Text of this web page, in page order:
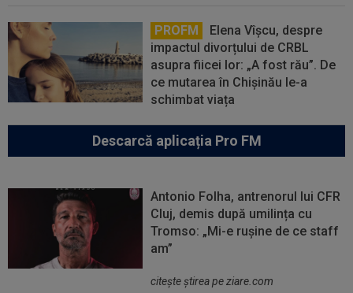
PROFM
Elena Vîșcu, despre
impactul divorțului de CRBL
asupra fiicei lor: „A fost rău”. De
ce mutarea în Chișinău le-a
schimbat viața
Descarcă aplicația Pro FM
Antonio Folha, antrenorul lui CFR
Cluj, demis după umilința cu
Tromso: „Mi-e rușine de ce staff
am”
citeşte ştirea pe ziare.com